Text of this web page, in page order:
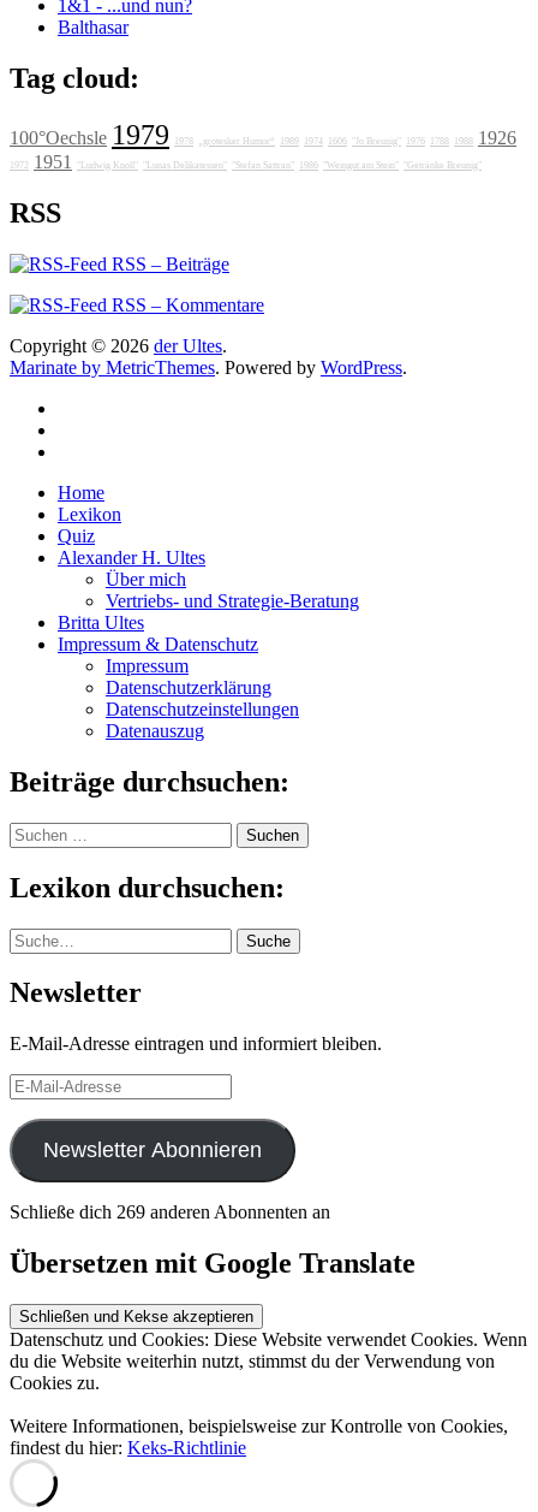
1&1 - ...und nun?
Balthasar
Tag cloud:
100°Oechsle 1979 1978 „grotesker Humor“ 1989 1974 1606 "Jo Breunig" 1976 1788 1988 1926
1972 1951 "Ludwig Knoll" "Lunas Delikatessen" "Stefan Sattran" 1986 "Weingut am Stein" "Getränke Breunig"
RSS
RSS – Beiträge
RSS – Kommentare
Copyright © 2026 der Ultes.
Marinate by MetricThemes. Powered by WordPress.
Home
Lexikon
Quiz
Alexander H. Ultes
Über mich
Vertriebs- und Strategie-Beratung
Britta Ultes
Impressum & Datenschutz
Impressum
Datenschutzerklärung
Datenschutzeinstellungen
Datenauszug
Beiträge durchsuchen:
Suchen
nach:
Lexikon durchsuchen:
Suche Suche
Newsletter
E-Mail-Adresse eintragen und informiert bleiben.
E-
Mail-
Adresse
Newsletter Abonnieren
Schließe dich 269 anderen Abonnenten an
Übersetzen mit Google Translate
Datenschutz und Cookies: Diese Website verwendet Cookies. Wenn
du die Website weiterhin nutzt, stimmst du der Verwendung von
Cookies zu.
Weitere Informationen, beispielsweise zur Kontrolle von Cookies,
findest du hier: Keks-Richtlinie